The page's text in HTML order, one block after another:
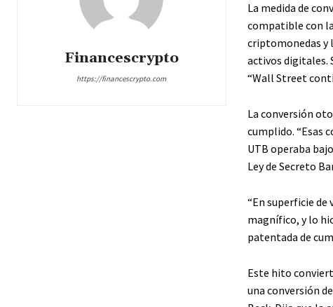
Financescrypto
https://financescrypto.com
La medida de
compatible con
criptomonedas y
activos digitales.
“Wall Street
La conversión
cumplido. “Esas
UTB operaba
Ley de Secreto
“En superficie
magnífico, y lo
patentada de
Este hito
una conversión